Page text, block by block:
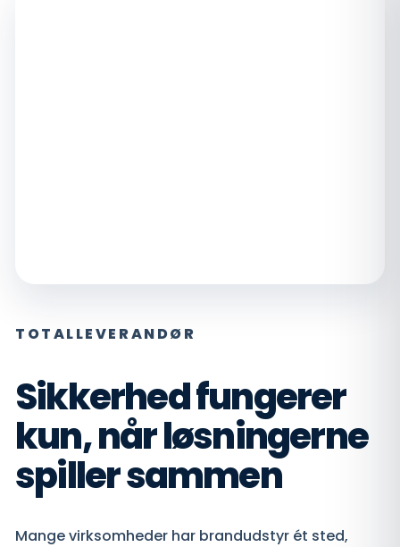
TOTALLEVERANDØR
Sikkerhed fungerer
kun, når løsningerne
spiller sammen
Mange virksomheder har brandudstyr ét sted,